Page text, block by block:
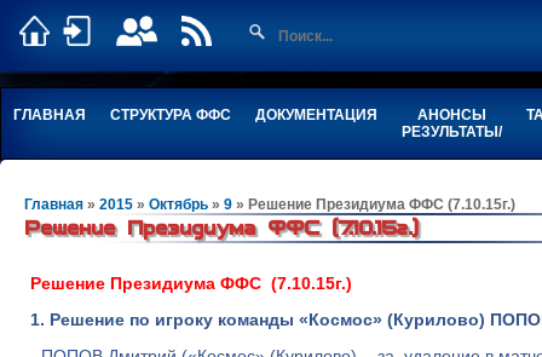
ГЛАВНАЯ СТРУКТУРА ФФС ДОКУМЕНТАЦИЯ
АНОНСЫ
РЕЗУЛЬТАТЫ/
Главная » 2015 » Октябрь » 9 » Решение Президиума ФФС (7.10.15г.)
Решение Президиума ФФС (7.10.15г.)
Решение Президиума ФФС (7.10.15г.)
1. Решение по игроку команды «Космос» (Курилово)